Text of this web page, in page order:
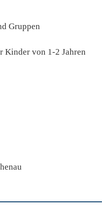
Gruppen
Kinder von 1-2 Jahren